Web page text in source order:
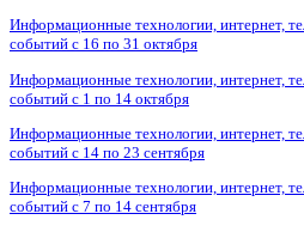
Информационные технологии, интернет,
событий с 16 по 31 октября
Информационные технологии, интернет,
событий с 1 по 14 октября
Информационные технологии, интернет,
событий с 14 по 23 сентября
Информационные технологии, интернет,
событий с 7 по 14 сентября